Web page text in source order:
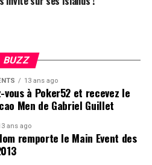
BUZZ
13 ans ago
vous à Poker52 et recevez le
Men de Gabriel Guillet
ans ago
remporte le Main Event des